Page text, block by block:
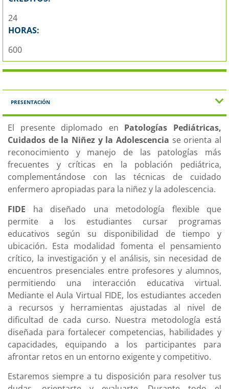
24
HORAS:
600
PRESENTACIÓN
El presente diplomado en Patologías Pediátricas,
Cuidados de la Niñez y la Adolescencia se orienta al
reconocimiento y manejo de las patologías más
frecuentes y críticas en la población pediátrica,
complementándose con las técnicas de cuidado
enfermero apropiadas para la niñez y la adolescencia.
FIDE ha diseñado una metodología flexible que
permite a los estudiantes cursar programas
educativos según su disponibilidad de tiempo y
ubicación. Esta modalidad fomenta el pensamiento
crítico, la investigación y el análisis, sin necesidad de
encuentros presenciales entre profesores y alumnos,
permitiendo una interacción educativa virtual.
Mediante el Aula Virtual FIDE, los estudiantes acceden
a recursos y herramientas ajustadas al nivel de
dificultad de cada curso. Nuestra metodología está
diseñada para fortalecer competencias, habilidades y
capacidades, equipando a los participantes para
afrontar retos en un entorno exigente y competitivo.
Estaremos siempre a tu disposición para resolver tus